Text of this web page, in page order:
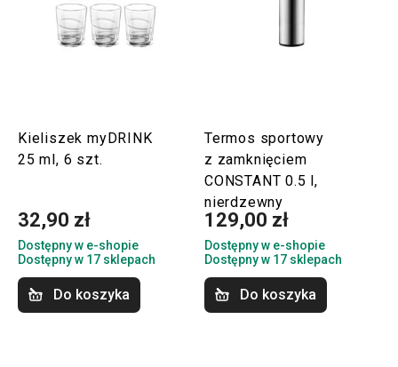
Kieliszek myDRINK
25 ml, 6 szt.
32,90 zł
Dostępny w e-shopie
Dostępny w 17 sklepach
Do koszyka
Termos sportowy
z zamknięciem
CONSTANT 0.5 l,
nierdzewny
129,00 zł
Dostępny w e-shopie
Dostępny w 17 sklepach
Do koszyka